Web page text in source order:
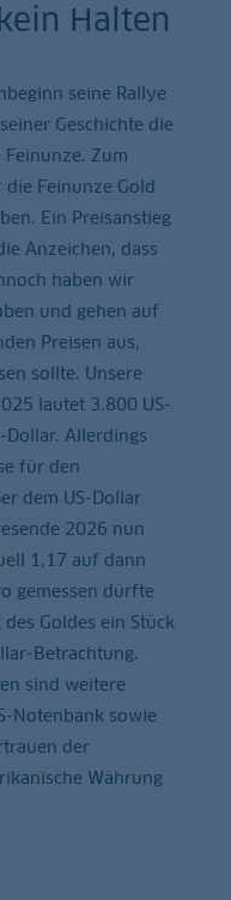
Halten
seine Rallye
Geschichte die
Zum
Feinunze Gold
Ein Preisanstieg
Anzeichen, dass
haben wir
und gehen auf
Preisen aus,
sollte. Unsere
lautet 3.800 US-
Dollar. Allerdings
für den
dem US-Dollar
2026 nun
1,17 auf dann
gemessen dürfte
Goldes ein Stück
Betrachtung.
sind weitere
Notenbank sowie
der
Währung